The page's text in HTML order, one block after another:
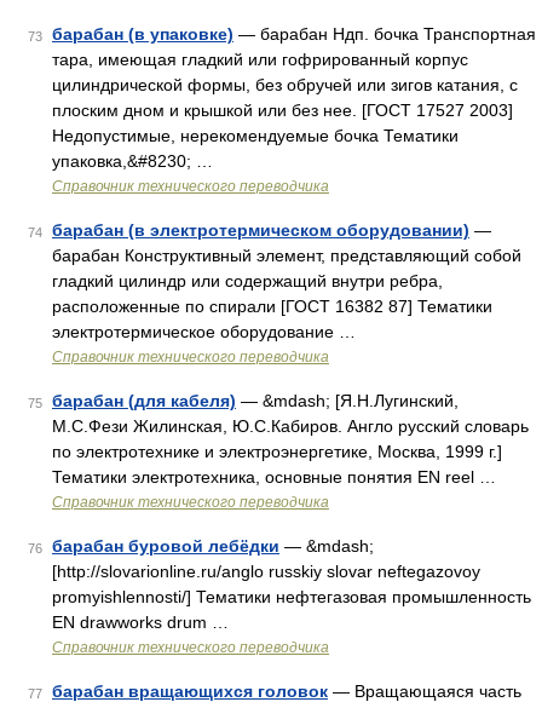
73 барабан (в упаковке) — барабан Ндп. бочка Транспортная
тара, имеющая гладкий или гофрированный корпус
цилиндрической формы, без обручей или зигов катания, с
плоским дном и крышкой или без нее. [ГОСТ 17527 2003]
Недопустимые, нерекомендуемые бочка Тематики
упаковка,&#8230; …
Справочник технического переводчика
74 барабан (в электротермическом оборудовании) —
барабан Конструктивный элемент, представляющий собой
гладкий цилиндр или содержащий внутри ребра,
расположенные по спирали [ГОСТ 16382 87] Тематики
электротермическое оборудование …
Справочник технического переводчика
75 барабан (для кабеля) — &mdash; [Я.Н.Лугинский,
М.С.Фези Жилинская, Ю.С.Кабиров. Англо русский словарь
по электротехнике и электроэнергетике, Москва, 1999 г.]
Тематики электротехника, основные понятия EN reel …
Справочник технического переводчика
76 барабан буровой лебёдки — &mdash;
[http://slovarionline.ru/anglo russkiy slovar neftegazovoy
promyishlennosti/] Тематики нефтегазовая промышленность
EN drawworks drum …
Справочник технического переводчика
77 барабан вращающихся головок — Вращающаяся часть